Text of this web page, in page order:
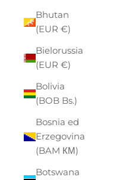
Bhutan
(EUR €)
Bielorussia
(EUR €)
Bolivia
(BOB Bs.)
Bosnia ed
Erzegovina
(BAM КМ)
Botswana